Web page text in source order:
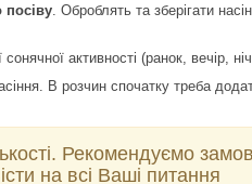
посіву . Оброблять та зберігати
активності (ранок, вечір,
В розчин спочатку треба
Рекомендуємо
на всі Ваші питання